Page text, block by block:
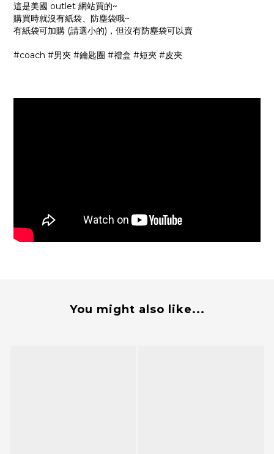
這是美國 outlet 網站買的~
購買時就沒有紙袋、防塵袋哦~
有紙袋可加購 (請選小的)，但沒有防塵袋可以賣
#coach #男夾 #鑰匙圈 #禮盒 #短夾 #皮夾
You might also like...